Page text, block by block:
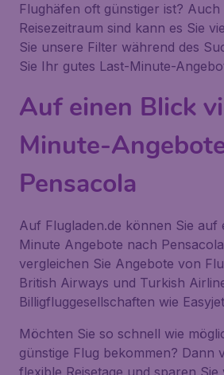
Flughäfen oft günstiger ist?
Reisezeitraum sind kann es Sie
Sie unsere Filter während des
Sie Ihr gutes Last-Minute-
Auf einen Blick
Minute-
Pensacola
Auf Flugladen.de können Sie auf
Minute Angebote nach
vergleichen Sie Angebote von
British Airways und Turkish
Billigfluggesellschaften wie
Möchten Sie so schnell wie
günstige Flug bekommen? Dann
flexible Reisetage und sparen Sie